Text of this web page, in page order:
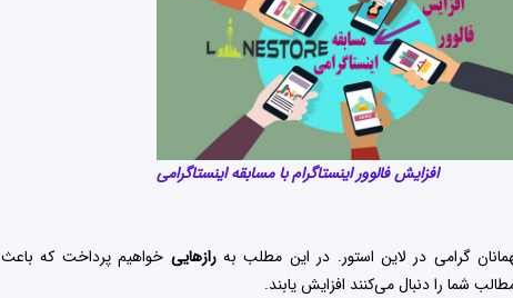
افزایش فالوور اینستاگرام با مسابقه اینستاگرامی
گرامی در لاین استور. در این مطلب بهرازهایی خواهیم پرداخت که باعث
شما را دنبال می‌کنند افزایش یابند.